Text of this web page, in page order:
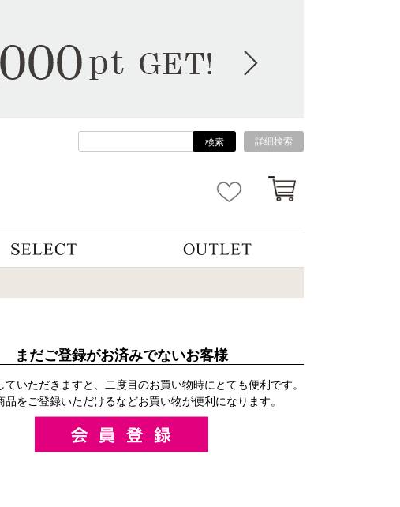
検索 詳細検索
まだご登録がお済みでないお客様
ていただきますと、二度目のお買い物時にとても便利です。
品をご登録いただけるなどお買い物が便利になります。